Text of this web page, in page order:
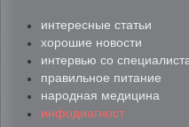
интересные статьи
хорошие новости
интервью со
правильное питание
народная медицина
инфодиагност